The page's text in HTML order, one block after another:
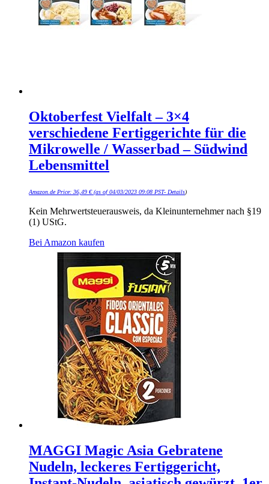
Oktoberfest Vielfalt – 3×4
verschiedene Fertiggerichte für die
Mikrowelle / Wasserbad – Südwind
Lebensmittel
Amazon.de Price: 36,49 €(as of 04/03/2023 09:08 PST- Details)
Kein Mehrwertsteuerausweis, da Kleinunternehmer nach §19
(1) UStG.
Bei Amazon kaufen
MAGGI Magic Asia Gebratene
Nudeln, leckeres Fertiggericht,